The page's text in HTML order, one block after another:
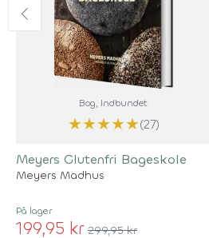
Bog, Indbundet
★★★★★(27)
Meyers Glutenfri Bageskole
Meyers Madhus
På lager
199,95 kr 299,95 kr